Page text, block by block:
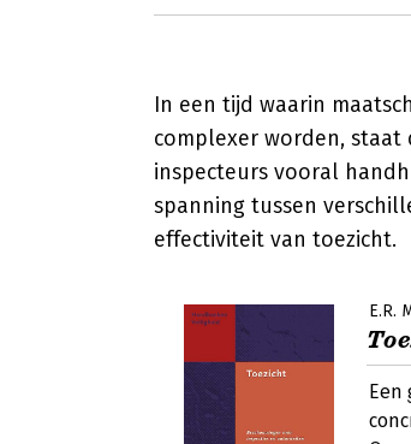
In een tijd waarin
complexer worden,
inspecteurs vooral
spanning tussen
effectiviteit van toezicht.
E.R.
Een